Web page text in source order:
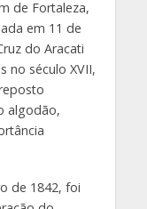
de Fortaleza,
em 11 de
do Aracati
no século XVII,
algodão,
de 1842, foi